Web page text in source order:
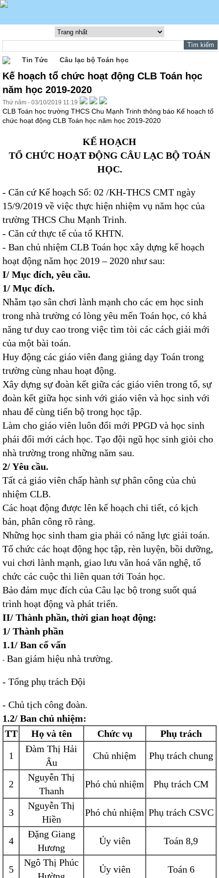
Tin Tức Câu lạc bộ Toán học
Kế hoạch tổ chức hoạt động CLB Toán học
năm học 2019-2020
Thứ năm - 03/10/2019 11:19
CLB Toán học trường THCS Chu Mạnh Trinh thông báo Kế hoạch tổ
chức hoạt động CLB Toán học năm học 2019-2020
KẾ HOẠCH
TỔ CHỨC HOẠT ĐỘNG CÂU LẠC BỘ TOÁN
HỌC.
- Căn cứ Kế hoạch Số: 02 /KH-THCS CMT ngày
15/9/2019 về việc thực hiện nhiệm vụ năm học của
trường THCS Chu Mạnh Trinh.
- Căn cứ thực tế của tổ KHTN.
- Ban chủ nhiệm CLB Toán học xây dựng kế hoạch
hoạt động năm học 2019 – 2020 như sau:
I/ Mục đích, yêu cầu.
1/ Mục đích.
Nhằm tạo sân chơi lành mạnh cho các em học sinh
trong nhà trường có lòng yêu mến Toán học, có khả
năng tư duy cao trong việc tìm tòi các cách giải mới
của một bài toán.
Huy động các giáo viên đang giảng dạy Toán trong
trường cùng nhau hoạt động.
Xây dựng sự đoàn kết giữa các giáo viên trong tổ, sự
đoàn kết giữa học sinh với giáo viên và học sinh với
nhau để cùng tiến bộ trong học tập.
Làm cho giáo viên luôn đổi mới PPGD và học sinh
phải đổi mới cách học. Tạo đội ngũ học sinh giỏi cho
nhà trường trong những năm sau.
2/ Yêu cầu.
Tất cả giáo viên chấp hành sự phân công của chủ
nhiệm CLB.
Các hoạt động được lên kế hoạch chi tiết, có kịch
bản, phân công rõ ràng.
Những học sinh tham gia phải có năng lực giải toán.
Tổ chức các hoạt động học tập, rèn luyện, bồi dưỡng,
vui chơi lành mạnh, giao lưu văn hoá văn nghệ, tổ
chức các cuộc thi liên quan tới Toán học.
Bảo đảm mục đích của Câu lạc bộ trong suốt quá
trình hoạt động và phát triển.
II/ Thành phần, thời gian hoạt động:
1/ Thành phần
1.1/ Ban cố vấn
- Ban giám hiệu nhà trường.
- Tổng phụ trách Đội
- Chủ tịch công đoàn.
1.2/ Ban chủ nhiệm:
TT
Họ và tên Chức vụ Phụ trách
1
Đàm Thị Hải
Âu
Chủ nhiệm Phụ trách chung
2
Nguyễn Thị
Thanh
Phó chủ nhiệm Phụ trách CM
3
Nguyễn Thị
Hiền
Phó chủ nhiệm Phụ trách CSVC
4
Đặng Giang
Hương
Ủy viên Toán 8,9
5
Ngô Thị Phúc
Ủy viên Toán 6